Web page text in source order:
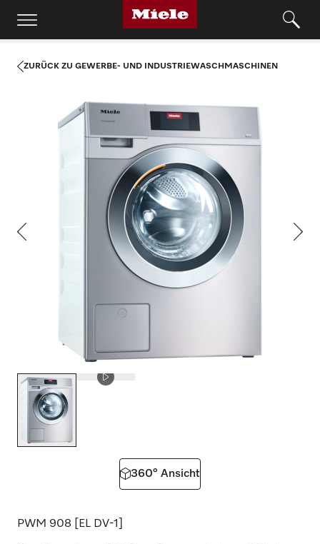
ZURÜCK ZU GEWERBE- UND INDUSTRIEWASCHMASCHINEN
360° Ansicht
PWM 908 [EL DV-1]